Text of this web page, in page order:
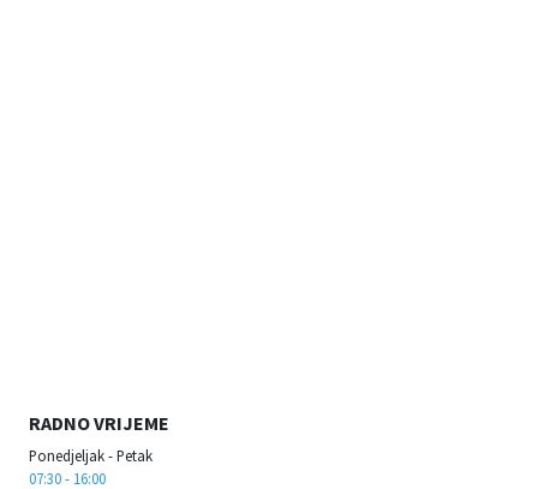
RADNO VRIJEME
Ponedjeljak - Petak
07:30 - 16:00